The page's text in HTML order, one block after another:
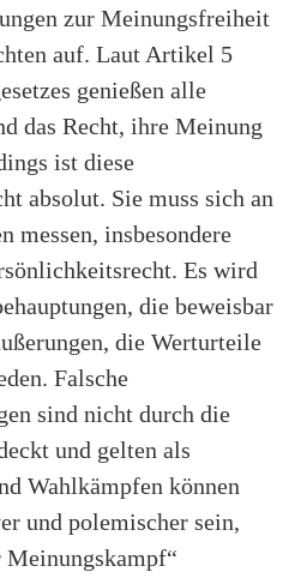
zur Meinungsfreiheit
auf. Laut Artikel 5
genießen alle
das Recht, ihre Meinung
ist diese
absolut. Sie muss sich an
messen, insbesondere
Es wird
die beweisbar
die Werturteile
Falsche
sind nicht durch die
und gelten als
Wahlkämpfen können
und polemischer sein,